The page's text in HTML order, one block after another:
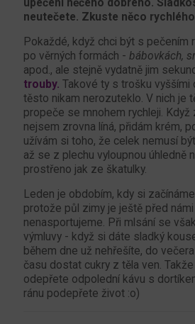
upečení něčeho dobrého.
neutečete. Zkuste něco
Pokaždé, když chci být s pečením
po věrných formách - bábovkách,
apod., ale stejně vydatně jim
trouby. Takové ty s trošku vyššími
těsto nikam nerozuteklo. V nich je
propeče se mnohem rychleji. Když
nejsem zrovna líná, přidám krém,
užívám si toho, že celek nemusí
až se z plechu vyloupnou úhledně
prostřeno jak ze škatulky.
Leden je obdobím, kdy si
protože půl zimy je ještě před
nenasportujeme. Při mlsání se
výmluvy - když si dáte sladký
během dne už nehřešíte, do
času dostat cukry z těla ven.
odepřete odpolední kávu s
ránu podepřete život :o)